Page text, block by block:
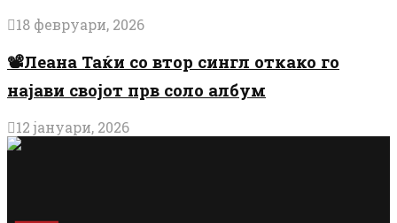
18 февруари, 2026
📽️Леана Таќи со втор сингл откако го
најави својот прв соло албум
12 јануари, 2026